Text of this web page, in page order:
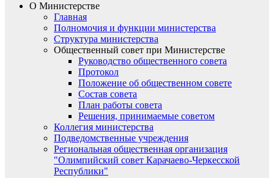
О Министерстве
Главная
Полномочия и функции министерства
Структура министерства
Общественный совет при Министерстве
Руководство общественного совета
Протокол
Положение об общественном совете
Состав совета
План работы совета
Решения, принимаемые советом
Коллегия министерства
Подведомственные учреждения
Региональная общественная организация
"Олимпийский совет Карачаево-Черкесской
Республики"